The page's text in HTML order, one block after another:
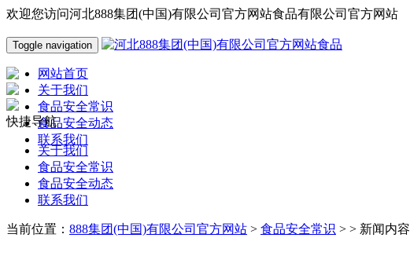
欢迎您访问河北888集团(中国)有限公司官方网站食品有限公司官方网站
Toggle navigation
网站首页
关于我们
食品安全常识
食品安全动态
联系我们
快捷导航
关于我们
食品安全常识
食品安全动态
联系我们
当前位置： 888集团(中国)有限公司官方网站 > 食品安全常识 > > 新闻内容